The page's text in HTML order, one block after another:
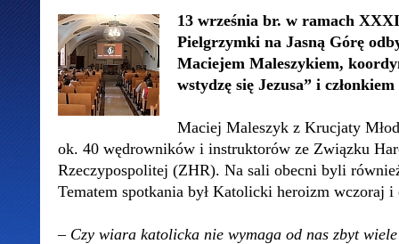
13 września br. w ramach
Pielgrzymki na Jasną Górę
Maciejem Maleszykiem,
wstydzę się Jezusa” i
Maciej Maleszyk z Krucjaty
ok. 40 wędrowników i instruktorów ze Związku
Rzeczypospolitej (ZHR). Na sali obecni byli
Tematem spotkania był Katolicki heroizm wczoraj i
– Czy wiara katolicka nie wymaga od nas zbyt